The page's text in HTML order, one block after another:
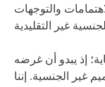
والتوجهات
إذ يبدو أن غرضه
غير الجنسية. إننا